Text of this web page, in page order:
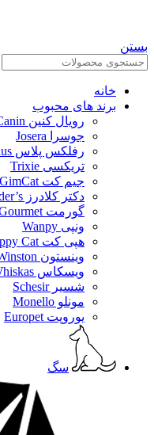
بستن
خانه
برند های محبوب
رویال کنین Royal Canin
جوسرا Josera
رفلکس پلاس Reflex Plus
تریکسی Trixie
جیم کت GimCat
دکتر کلادرز Dr.Clauder’s
گورمت Gourmet
ونپی Wanpy
هپی کت Happy Cat
وینستون Winston
ویسکاس Whiskas
شسیر Schesir
مونلو Monello
یوروپت Europet
سگ